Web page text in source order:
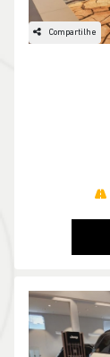
Compartilhe